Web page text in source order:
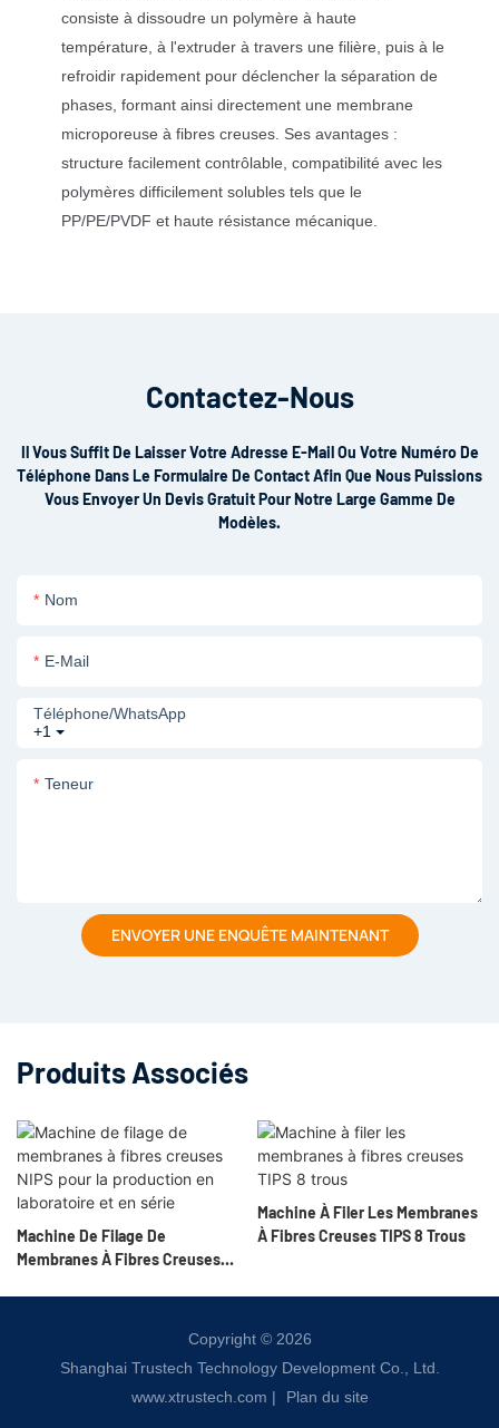
consiste à dissoudre un polymère à haute
température, à l'extruder à travers une filière, puis à le
refroidir rapidement pour déclencher la séparation de
phases, formant ainsi directement une membrane
microporeuse à fibres creuses. Ses avantages :
structure facilement contrôlable, compatibilité avec les
polymères difficilement solubles tels que le
PP/PE/PVDF et haute résistance mécanique.
Contactez-Nous
Il Vous Suffit De Laisser Votre Adresse E-Mail Ou Votre Numéro De
Téléphone Dans Le Formulaire De Contact Afin Que Nous Puissions
Vous Envoyer Un Devis Gratuit Pour Notre Large Gamme De
Modèles.
Nom
E-Mail
+1
Téléphone/WhatsApp
Teneur
ENVOYER UNE ENQUÊTE MAINTENANT
Produits Associés
Machine De Filage De
Membranes À Fibres Creuses
Machine À Filer Les Membranes
À Fibres Creuses TIPS 8 Trous
Copyright © 2026
Shanghai Trustech Technology Development Co., Ltd.
www.xtrustech.com | Plan du site